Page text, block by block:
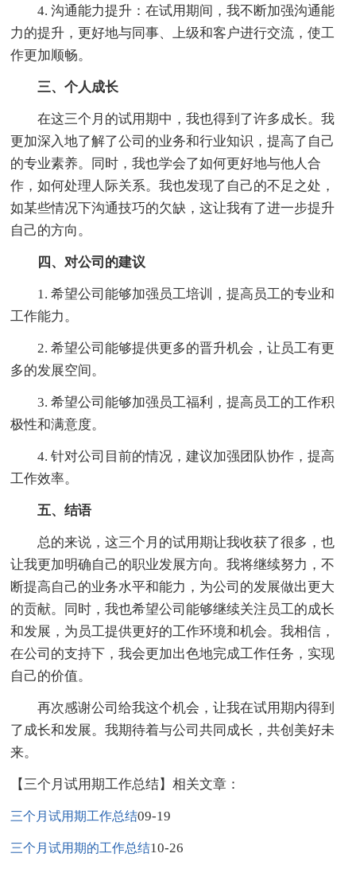
4. 沟通能力提升：在试用期间，我不断加强沟通能
力的提升，更好地与同事、上级和客户进行交流，使工
作更加顺畅。
三、个人成长
在这三个月的试用期中，我也得到了许多成长。我
更加深入地了解了公司的业务和行业知识，提高了自己
的专业素养。同时，我也学会了如何更好地与他人合
作，如何处理人际关系。我也发现了自己的不足之处，
如某些情况下沟通技巧的欠缺，这让我有了进一步提升
自己的方向。
四、对公司的建议
1. 希望公司能够加强员工培训，提高员工的专业和
工作能力。
2. 希望公司能够提供更多的晋升机会，让员工有更
多的发展空间。
3. 希望公司能够加强员工福利，提高员工的工作积
极性和满意度。
4. 针对公司目前的情况，建议加强团队协作，提高
工作效率。
五、结语
总的来说，这三个月的试用期让我收获了很多，也
让我更加明确自己的职业发展方向。我将继续努力，不
断提高自己的业务水平和能力，为公司的发展做出更大
的贡献。同时，我也希望公司能够继续关注员工的成长
和发展，为员工提供更好的工作环境和机会。我相信，
在公司的支持下，我会更加出色地完成工作任务，实现
自己的价值。
再次感谢公司给我这个机会，让我在试用期内得到
了成长和发展。我期待着与公司共同成长，共创美好未
来。
【三个月试用期工作总结】相关文章：
三个月试用期工作总结09-19
三个月试用期的工作总结10-26